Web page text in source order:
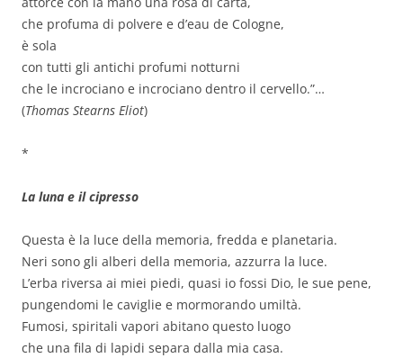
che profuma di polvere e d’eau de Cologne,
è sola
con tutti gli antichi profumi notturni
che le incrociano e incrociano dentro il cervello.”…
(Thomas Stearns Eliot)
*
La luna e il cipresso
Questa è la luce della memoria, fredda e planetaria.
Neri sono gli alberi della memoria, azzurra la luce.
L’erba riversa ai miei piedi, quasi io fossi Dio, le sue pene,
pungendomi le caviglie e mormorando umiltà.
Fumosi, spiritali vapori abitano questo luogo
che una fila di lapidi separa dalla mia casa.